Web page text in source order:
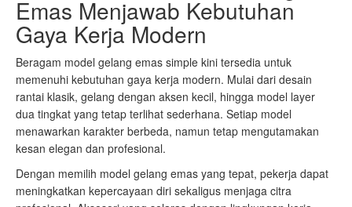
Emas Menjawab Kebutuhan
Gaya Kerja Modern
Beragam model gelang emas simple kini tersedia untuk
memenuhi kebutuhan gaya kerja modern. Mulai dari desain
rantai klasik, gelang dengan aksen kecil, hingga model layer
dua tingkat yang tetap terlihat sederhana. Setiap model
menawarkan karakter berbeda, namun tetap mengutamakan
kesan elegan dan profesional.
Dengan memilih model gelang emas yang tepat, pekerja dapat
meningkatkan kepercayaan diri sekaligus menjaga citra